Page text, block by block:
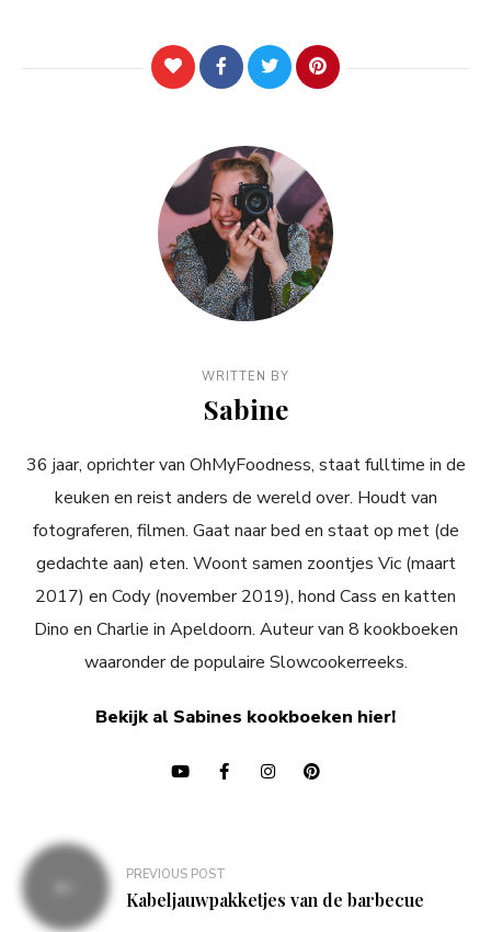
WRITTEN BY
Sabine
36 jaar, oprichter van OhMyFoodness, staat fulltime in de
keuken en reist anders de wereld over. Houdt van
fotograferen, filmen. Gaat naar bed en staat op met (de
gedachte aan) eten. Woont samen zoontjes Vic (maart
2017) en Cody (november 2019), hond Cass en katten
Dino en Charlie in Apeldoorn. Auteur van 8 kookboeken
waaronder de populaire Slowcookerreeks.
Bekijk al Sabines kookboeken hier!
Bericht
navigatie
PREVIOUS POST
Kabeljauwpakketjes van de barbecue